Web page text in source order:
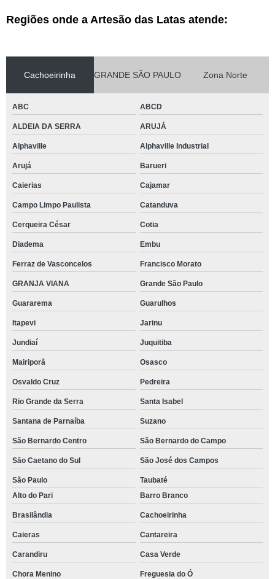
Regiões onde a Artesão das Latas atende:
Cachoeirinha GRANDE SÃO PAULO Zona Norte
ABC ABCD
ALDEIA DA SERRA ARUJÁ
Alphaville Alphaville Industrial
Arujá Barueri
Caierias Cajamar
Campo Limpo Paulista Catanduva
Cerqueira César Cotia
Diadema Embu
Ferraz de Vasconcelos Francisco Morato
GRANJA VIANA Grande São Paulo
Guararema Guarulhos
Itapevi Jarinu
Jundiaí Juquitiba
Mairiporã Osasco
Osvaldo Cruz Pedreira
Rio Grande da Serra Santa Isabel
Santana de Parnaíba Suzano
São Bernardo Centro São Bernardo do Campo
São Caetano do Sul São José dos Campos
São Paulo
Taubaté
Alto do Pari
Barro Branco
Brasilândia Cachoeirinha
Caieras Cantareira
Carandiru Casa Verde
Chora Menino Freguesia do Ó